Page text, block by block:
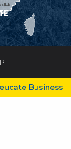
Business